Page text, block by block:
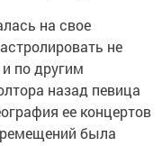
на свое
не
по другим
назад певица
ее концертов
была